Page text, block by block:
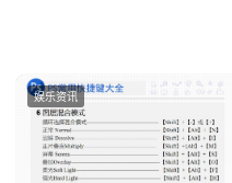
娱乐资讯